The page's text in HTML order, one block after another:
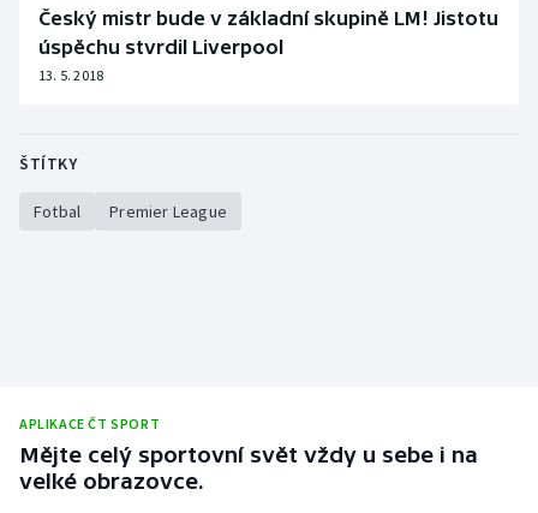
Parasport
Plavání
Sportovní střelba
Stolní tenis
Český mistr bude v základní skupině LM! Jistotu
úspěchu stvrdil Liverpool
13. 5. 2018
ŠTÍTKY
Fotbal Premier League
APLIKACE ČT SPORT
Mějte celý sportovní svět vždy u sebe i na
velké obrazovce.